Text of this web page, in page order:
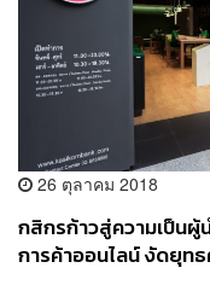
26 ตุลาคม 2018
กสิกรก้าวสู่ความเป็นผู้
การค้าออนไลน์ งัดยุท